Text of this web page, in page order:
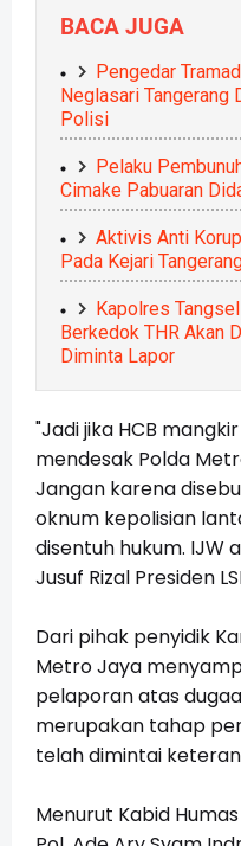
BACA JUGA
Pengedar
Neglasari Tangerang
Polisi
Pelaku
Cimake Pabuaran
Aktivis Anti
Pada Kejari
Kapolres
Berkedok THR Akan
Diminta Lapor
"Jadi jika HCB
mendesak Polda
Jangan karena
oknum kepolisian
disentuh hukum. IJW
Jusuf Rizal Presiden
Dari pihak penyidik
Metro Jaya
pelaporan atas
merupakan tahap
telah dimintai
Menurut Kabid